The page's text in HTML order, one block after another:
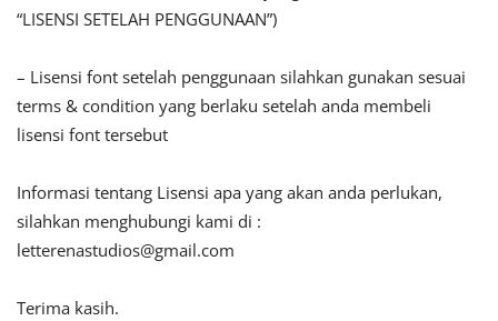
“LISENSI SETELAH PENGGUNAAN”)
– Lisensi font setelah penggunaan silahkan gunakan sesuai
terms & condition yang berlaku setelah anda membeli
lisensi font tersebut
Informasi tentang Lisensi apa yang akan anda perlukan,
silahkan menghubungi kami di :
letterenastudios@gmail.com
Terima kasih.